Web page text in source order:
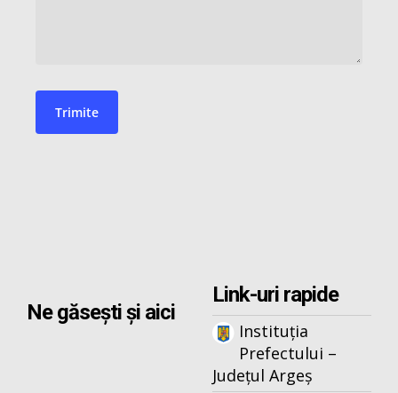
Ne găsești și aici
Link-uri rapide
Instituția
Prefectului –
Județul Argeș